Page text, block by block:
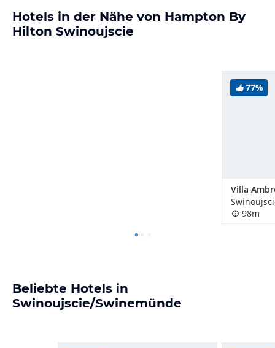
Hotels in der Nähe von Hampton By
Hilton Swinoujscie
77%
Villa
98m
Beliebte Hotels in
Swinoujscie/Swinemünde